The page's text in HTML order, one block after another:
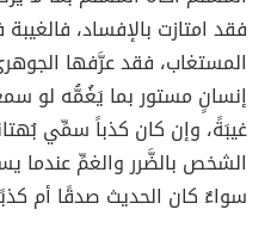
فقد امتازت بالإفساد،
المستغاب، فقد عرَّفها
إنسانٍ مستور بما يَغُمُّه لو
غيبَةً، وإن كان كذباً سمِّي
الشخص بالضَّرر والغمِّ عندما
سواءٌ كان الحديث صدقًا أم